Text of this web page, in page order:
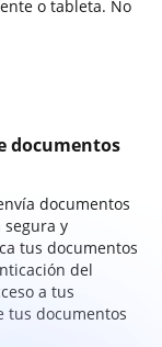
o tableta. No
documentos
documentos
y
tus documentos
del
a tus
tus documentos